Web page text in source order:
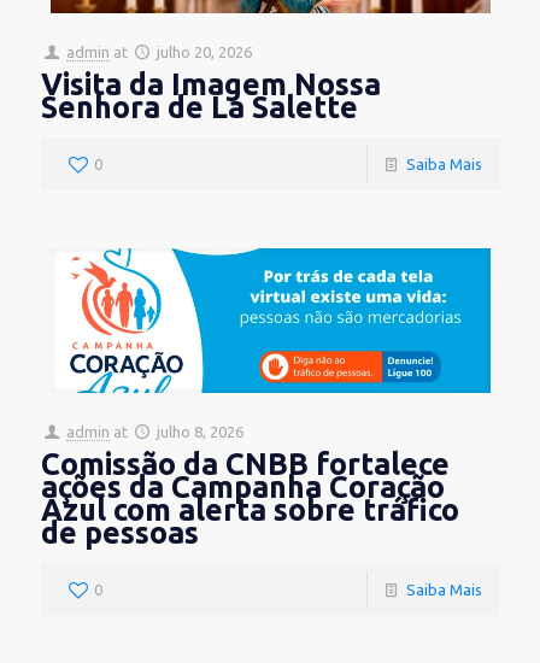
admin at julho 20, 2026
Visita da Imagem Nossa
Senhora de La Salette
0 Saiba Mais
admin at julho 8, 2026
Comissão da CNBB fortalece
ações da Campanha Coração
Azul com alerta sobre tráfico
de pessoas
0 Saiba Mais